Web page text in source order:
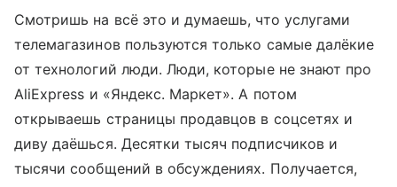
Смотришь на всё это и думаешь, что услугами
телемагазинов пользуются только самые далёкие
от технологий люди. Люди, которые не знают про
AliExpress и «Яндекс. Маркет». А потом
открываешь страницы продавцов в соцсетях и
диву даёшься. Десятки тысяч подписчиков и
тысячи сообщений в обсуждениях. Получается,